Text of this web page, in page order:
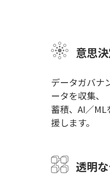
意思
データガバナ
ータを収集、
蓄積、AI／
援します。
透明